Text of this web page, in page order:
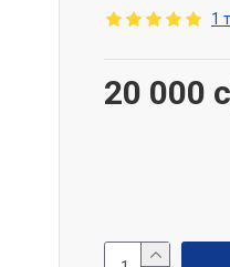
1
20 000